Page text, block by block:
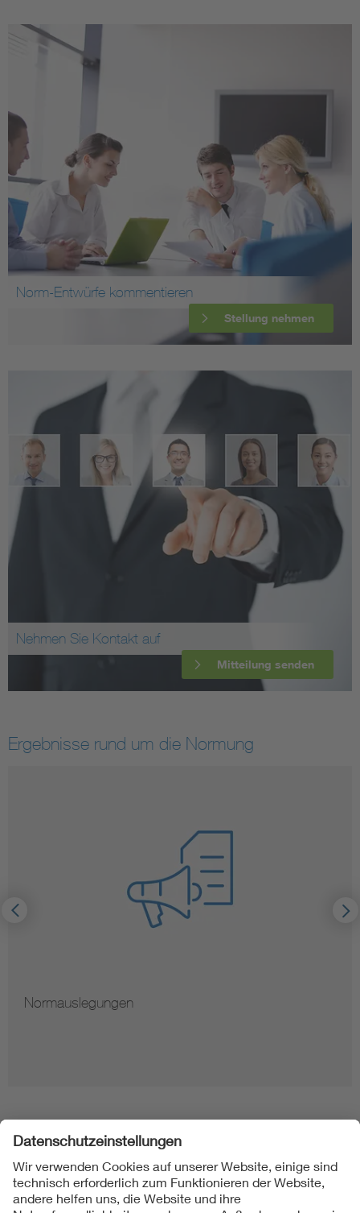
Norm-Entwürfe kommentieren
Stellung nehmen
Nehmen Sie Kontakt auf
Mitteilung senden
Ergebnisse rund um die Normung
Hinweise zur Vervielfältigung von Normen
Folgen Sie uns